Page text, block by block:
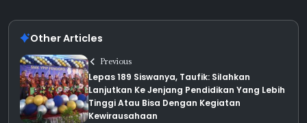
Other Articles
Previous
Lepas 189 Siswanya, Taufik: Silahkan
Lanjutkan Ke Jenjang Pendidikan Yang Lebih
Tinggi Atau Bisa Dengan Kegiatan
Kewirausahaan